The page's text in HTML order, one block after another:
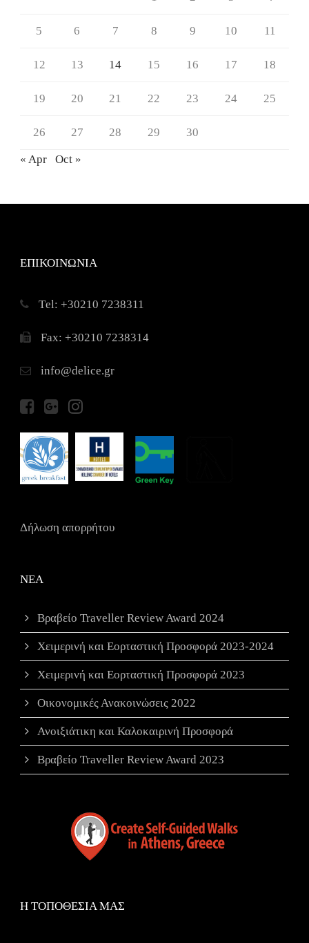
5 6 7 8 9 10 11
12 13 14 15 16 17 18
19 20 21 22 23 24 25
26 27 28 29 30
« Apr Oct »
ΕΠΙΚΟΙΝΩΝΙΑ
Τel: +30210 7238311
Fax: +30210 7238314
info@delice.gr
Δήλωση απορρήτου
ΝΕΑ
Βραβείο Traveller Review Award 2024
Χειμερινή και Εορταστική Προσφορά 2023-2024
Χειμερινή και Εορταστική Προσφορά 2023
Οικονομικές Ανακοινώσεις 2022
Ανοιξιάτικη και Καλοκαιρινή Προσφορά
Βραβείο Traveller Review Award 2023
Η ΤΟΠΟΘΕΣΙΑ ΜΑΣ